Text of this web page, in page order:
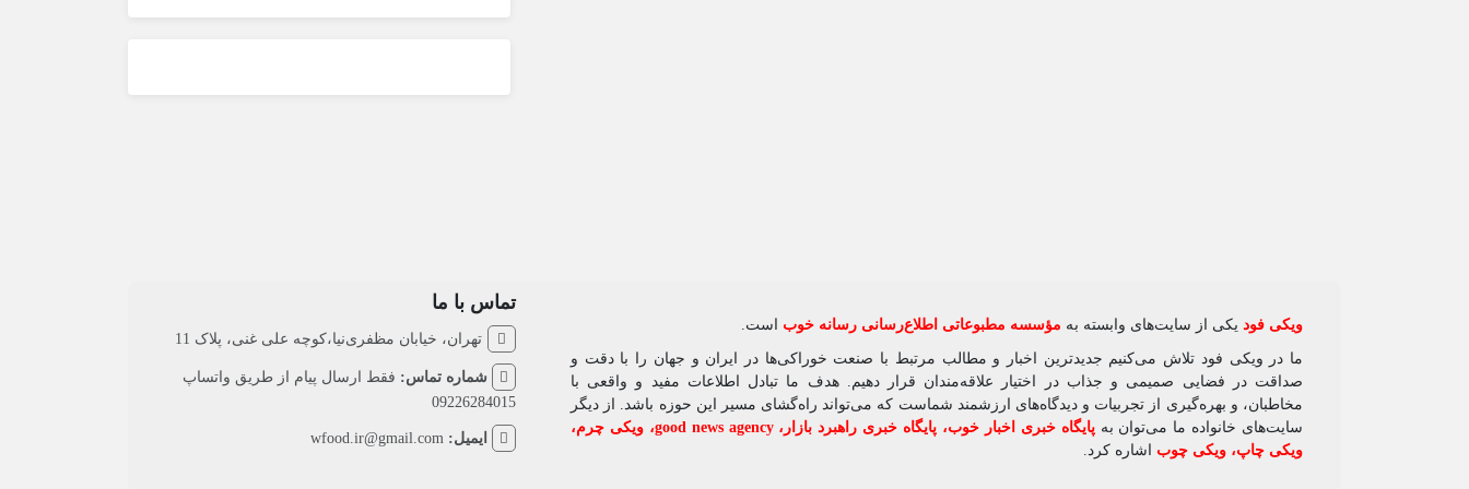
ویکی‌ فود یکی از سایت‌های وابسته به مؤسسه مطبوعاتی اطلاع‌رسانی رسانه خوب است.
ما در ویکی‌ فود تلاش می‌کنیم جدیدترین اخبار و مطالب مرتبط با صنعت خوراکی‌ها در ایران و جهان را با دقت و
صداقت در فضایی صمیمی و جذاب در اختیار علاقه‌مندان قرار دهیم. هدف ما تبادل اطلاعات مفید و واقعی با
مخاطبان، و بهره‌گیری از تجربیات و دیدگاه‌های ارزشمند شماست که می‌تواند راه‌گشای مسیر این حوزه باشد. از دیگر
سایت‌های خانواده ما می‌توان بهپایگاه خبری اخبار خوب، پایگاه خبری راهبرد بازار ،good news agency،ویکی چرم،
ویکی چاپ، ویکی چوب اشاره کرد.
تماس با ما
تهران، خیابان مظفری‌نیا،کوچه علی غنی، پلاک 11
شماره تماس: فقط ارسال پیام از طریق واتساپ
09226284015
ایمیل: wfood.ir@gmail.com